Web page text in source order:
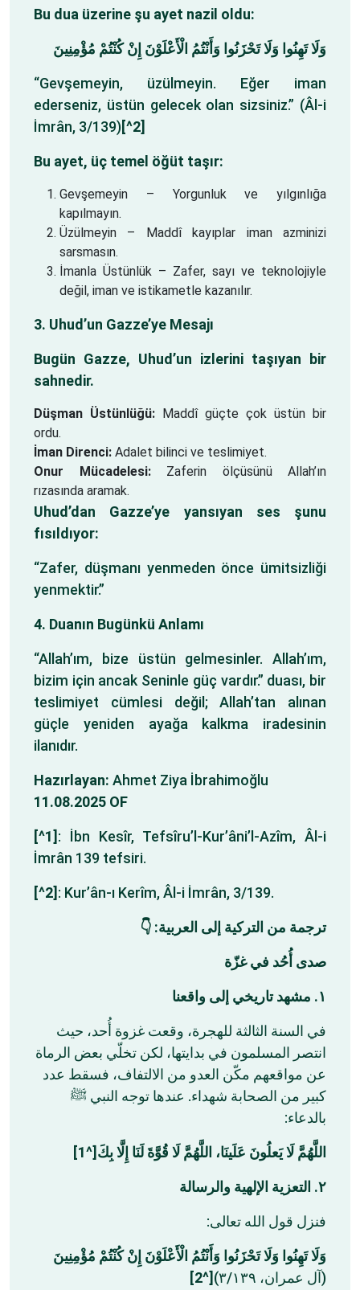
Bu dua üzerine şu ayet nazil oldu:
وَلَا تَهِنُوا وَلَا تَحْزَنُوا وَأَنْتُمُ الْأَعْلَوْنَ إِنْ كُنْتُمْ مُؤْمِنِينَ
“Gevşemeyin, üzülmeyin. Eğer iman
ederseniz, üstün gelecek olan sizsiniz.” (Âl-i
İmrân, 3/139)[^2]
Bu ayet, üç temel öğüt taşır:
Gevşemeyin – Yorgunluk ve yılgınlığa
kapılmayın.
Üzülmeyin – Maddî kayıplar iman azminizi
sarsmasın.
İmanla Üstünlük – Zafer, sayı ve teknolojiyle
değil, iman ve istikametle kazanılır.
3. Uhud’un Gazze’ye Mesajı
Bugün Gazze, Uhud’un izlerini taşıyan bir
sahnedir.
Düşman Üstünlüğü: Maddî güçte çok üstün bir
ordu.
İman Direnci: Adalet bilinci ve teslimiyet.
Onur Mücadelesi:Zaferin ölçüsünü Allah’ın
rızasında aramak.
Uhud’dan Gazze’ye yansıyan ses şunu
fısıldıyor:
“Zafer, düşmanı yenmeden önce ümitsizliği
yenmektir.”
4. Duanın Bugünkü Anlamı
“Allah’ım, bize üstün gelmesinler. Allah’ım,
bizim için ancak Seninle güç vardır.” duası, bir
teslimiyet cümlesi değil; Allah’tan alınan
güçle yeniden ayağa kalkma iradesinin
ilanıdır.
Hazırlayan: Ahmet Ziya İbrahimoğlu
11.08.2025 OF
[^1] : İbn Kesîr, Tefsîru’l-Kur’âni’l-Azîm, Âl-i
İmrân 139 tefsiri.
[^2] : Kur’ân-ı Kerîm, Âl-i İmrân, 3/139.
ترجمة من التركية إلى العربية: 👇
صدى أُحُد في غزّة
١. مشهد تاريخي إلى واقعنا
في السنة الثالثة للهجرة، وقعت غزوة أُحد، حيث
انتصر المسلمون في بدايتها، لكن تخلّي بعض الرماة
عن مواقعهم مكّن العدو من الالتفاف، فسقط عدد
كبير من الصحابة شهداء. عندها توجه النبي ﷺ
بالدعاء:
اللَّهُمَّ لَا يَعلُونَ عَلَينَا، اللَّهُمَّ لَا قُوَّةَ لَنَا إِلَّا بِكَ[^1]
٢. التعزية الإلهية والرسالة
فنزل قول الله تعالى:
وَلَا تَهِنُوا وَلَا تَحْزَنُوا وَأَنْتُمُ الْأَعْلَوْنَ إِنْ كُنْتُمْ مُؤْمِنِينَ
(آل عمران، ٣/١٣٩)
[^2]